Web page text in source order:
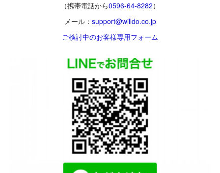
（携帯電話から0596-64-8282）
メール： support@willdo.co.jp
ご検討中のお客様専用フォーム